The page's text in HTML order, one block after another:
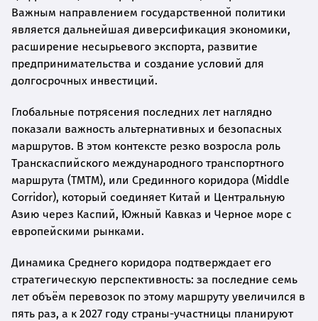
Важным направлением государственной политики
является дальнейшая диверсификация экономики,
расширение несырьевого экспорта, развитие
предпринимательства и создание условий для
долгосрочных инвестиций.
Глобальные потрясения последних лет наглядно
показали важность альтернативных и безопасных
маршрутов. В этом контексте резко возросла роль
Транскаспийского международного транспортного
маршрута (ТМТМ), или Срединного коридора (Middle
Corridor), который соединяет Китай и Центральную
Азию через Каспий, Южный Кавказ и Черное море с
европейскими рынками.
Динамика Среднего коридора подтверждает его
стратегическую перспективность: за последние семь
лет объём перевозок по этому маршруту увеличился в
пять раз, а к 2027 году страны-участницы планируют